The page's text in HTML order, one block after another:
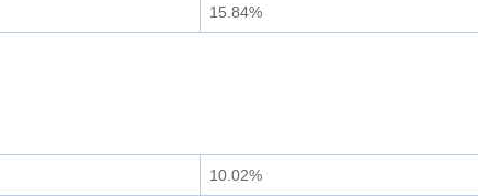
15.84%
10.02%